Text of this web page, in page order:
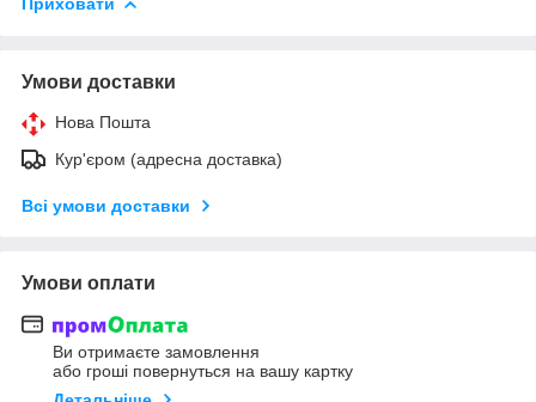
Умови доставки
Нова Пошта
Кур'єром (адресна доставка)
Всі умови доставки
Умови оплати
Ви отримаєте замовлення
або гроші повернуться на вашу картку